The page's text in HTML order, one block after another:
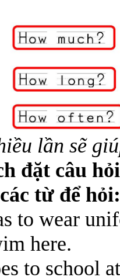
lần sẽ
đặt câu
từ để hỏi:
to wear
here.
to school